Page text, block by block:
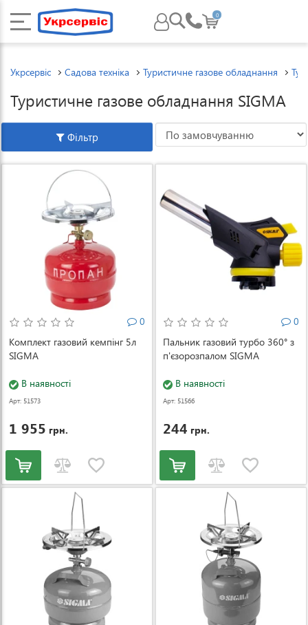
0
Укрсервіс Садова техніка Туристичне газове обладнання
Туристичне газове обладнання SIGMA
Фільтр
0
Комплект газовий кемпінг 5л
SIGMA
В наявності
Арт: 51573
1 955 грн.
0
Пальник газовий турбо 360° з
п'єзорозпалом SIGMA
В наявності
Арт: 51566
244 грн.